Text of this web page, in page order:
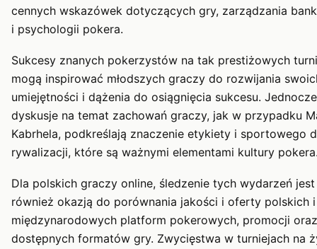
cennych wskazówek dotyczących gry, zarządzania
i psychologii pokera.
Sukcesy znanych pokerzystów na tak prestiżowych
mogą inspirować młodszych graczy do rozwijania
umiejętności i dążenia do osiągnięcia sukcesu.
dyskusje na temat zachowań graczy, jak w przypadku
Kabrhela, podkreślają znaczenie etykiety i sportowego
rywalizacji, które są ważnymi elementami kultury
Dla polskich graczy online, śledzenie tych wydarzeń jest
również okazją do porównania jakości i oferty polskich i
międzynarodowych platform pokerowych, promocji oraz
dostępnych formatów gry. Zwycięstwa w turniejach na